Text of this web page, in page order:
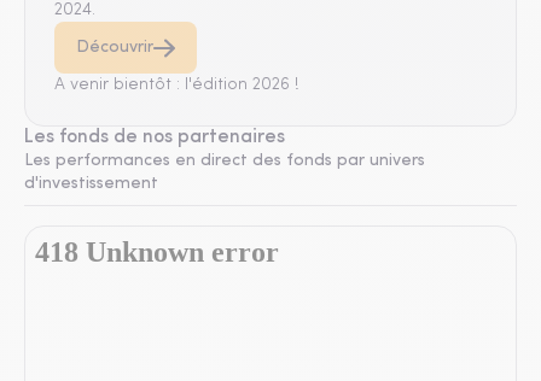
2024.
Découvrir
A venir bientôt : l'édition 2026 !
Les fonds de nos partenaires
Les performances en direct des fonds par univers
d'investissement